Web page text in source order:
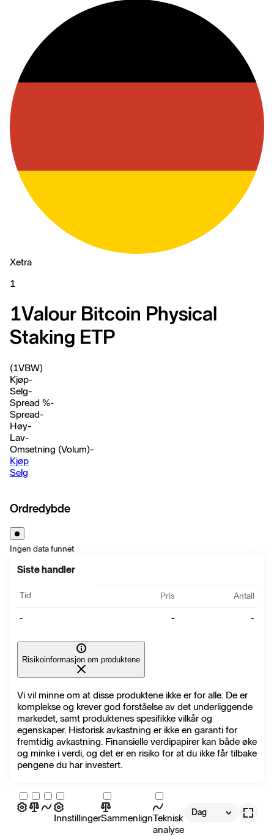
Xetra
1
1Valour Bitcoin Physical
Staking ETP
(1VBW)
Kjøp-
Selg-
Spread %-
Spread-
Høy-
Lav-
Omsetning (Volum)-
Kjøp
Selg
Ordredybde
Ingen data funnet
Siste handler
Tid Pris Antall
- - -
Risikoinformasjon om produktene
Vi vil minne om at disse produktene ikke er for alle. De er
komplekse og krever god forståelse av det underliggende
markedet, samt produktenes spesifikke vilkår og
egenskaper. Historisk avkastning er ikke en garanti for
fremtidig avkastning. Finansielle verdipapirer kan både øke
og minke i verdi, og det er en risiko for at du ikke får tilbake
pengene du har investert.
InnstillingerSammenlignTeknisk
analyse
Dag